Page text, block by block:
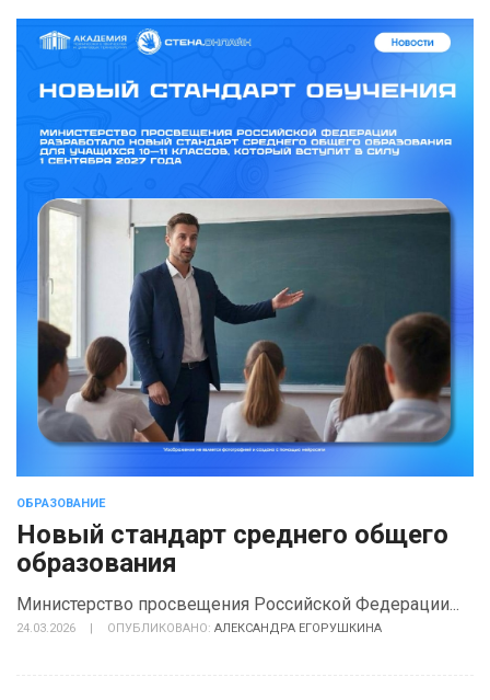
ОБРАЗОВАНИЕ
Новый стандарт среднего общего
образования
Министерство просвещения Российской Федерации...
24.03.2026 | ОПУБЛИКОВАНО: АЛЕКСАНДРА ЕГОРУШКИНА